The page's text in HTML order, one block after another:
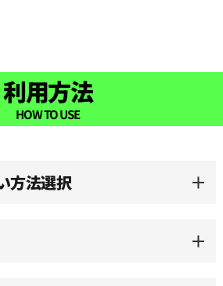
利用方法
HOW TO USE
方法選択